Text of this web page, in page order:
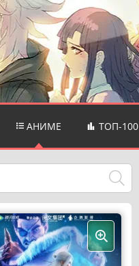
АНИМЕ ТОП-100